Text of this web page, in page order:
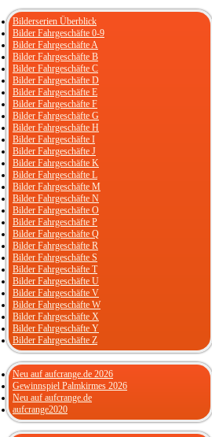
Bilderserien Überblick
Bilder Fahrgeschäfte 0-9
Bilder Fahrgeschäfte A
Bilder Fahrgeschäfte B
Bilder Fahrgeschäfte C
Bilder Fahrgeschäfte D
Bilder Fahrgeschäfte E
Bilder Fahrgeschäfte F
Bilder Fahrgeschäfte G
Bilder Fahrgeschäfte H
Bilder Fahrgeschäfte I
Bilder Fahrgeschäfte J
Bilder Fahrgeschäfte K
Bilder Fahrgeschäfte L
Bilder Fahrgeschäfte M
Bilder Fahrgeschäfte N
Bilder Fahrgeschäfte O
Bilder Fahrgeschäfte P
Bilder Fahrgeschäfte Q
Bilder Fahrgeschäfte R
Bilder Fahrgeschäfte S
Bilder Fahrgeschäfte T
Bilder Fahrgeschäfte U
Bilder Fahrgeschäfte V
Bilder Fahrgeschäfte W
Bilder Fahrgeschäfte X
Bilder Fahrgeschäfte Y
Bilder Fahrgeschäfte Z
Neu auf aufcrange.de 2026
Gewinnspiel Palmkirmes 2026
Neu auf aufcrange.de
aufcrange2020